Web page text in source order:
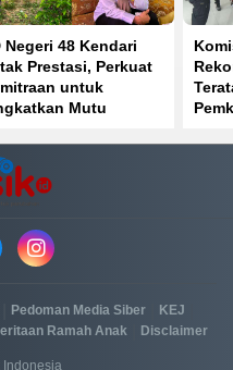
Negeri 48 Kendari
Prestasi, Perkuat
untuk
Mutu
Pedoman Media Siber KEJ
Ramah Anak Disclaimer